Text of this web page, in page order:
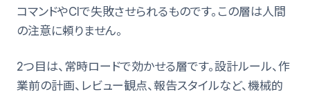
コマンドやCIで失敗させられるものです。この層は人間
の注意に頼りません。
2つ目は、常時ロードで効かせる層です。設計ルール、作
業前の計画、レビュー観点、報告スタイルなど、機械的